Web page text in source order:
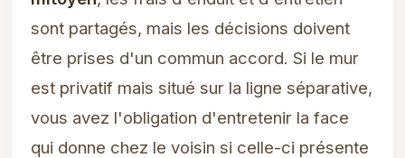
sont partagés, mais les décisions doivent
être prises d'un commun accord. Si le mur
est privatif mais situé sur la ligne séparative,
vous avez l'obligation d'entretenir la face
qui donne chez le voisin si celle-ci présente